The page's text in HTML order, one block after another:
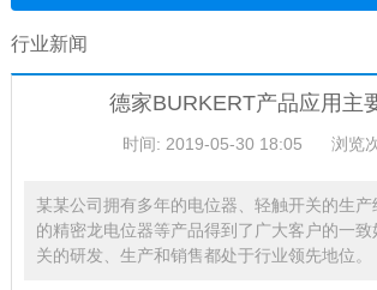
行业新闻
德家BURKERT产品应用主
时间: 2019-05-30 18:05 浏览
某某公司拥有多年的电位器、轻触开关的生产
的精密龙电位器等产品得到了广大客户的一
关的研发、生产和销售都处于行业领先地位。